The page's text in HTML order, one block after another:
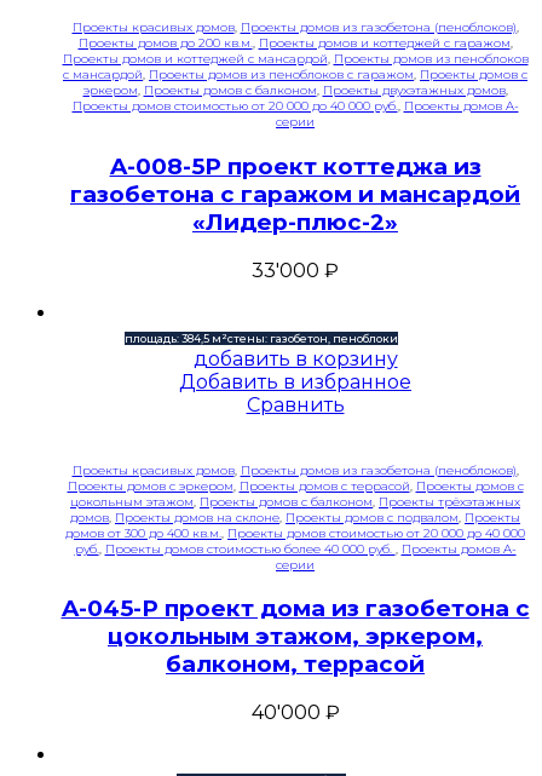
Проекты красивых домов, Проекты домов из газобетона (пеноблоков),
Проекты домов до 200 кв.м., Проекты домов и коттеджей с гаражом,
Проекты домов и коттеджей с мансардой, Проекты домов из пеноблоков
с мансардой, Проекты домов из пеноблоков с гаражом, Проекты домов с
эркером, Проекты домов с балконом, Проекты двухэтажных домов,
Проекты домов стоимостью от 20 000 до 40 000 руб., Проекты домов A-
серии
A-008-5P проект коттеджа из
газобетона с гаражом и мансардой
«Лидер-плюс-2»
33'000 ₽
площадь: 384,5 м²стены: газобетон, пеноблоки
добавить в корзину
Добавить в избранное
Сравнить
Проекты красивых домов, Проекты домов из газобетона (пеноблоков)
Проекты домов с эркером Проекты домов с террасой Проекты домов с
цокольным этажом Проекты домов с балконом Проекты трёхэтажных
домов Проекты домов на склоне Проекты домов с подвалом Проекты
домов от 300 до 400 кв.м.
Проекты домов стоимостью от 20 000 до 40 000
руб.
Проекты домов стоимостью более 40 000 руб.
Проекты домов A-
серии
A-045-P проект дома из газобетона с
цокольным этажом, эркером,
балконом, террасой
40'000 ₽